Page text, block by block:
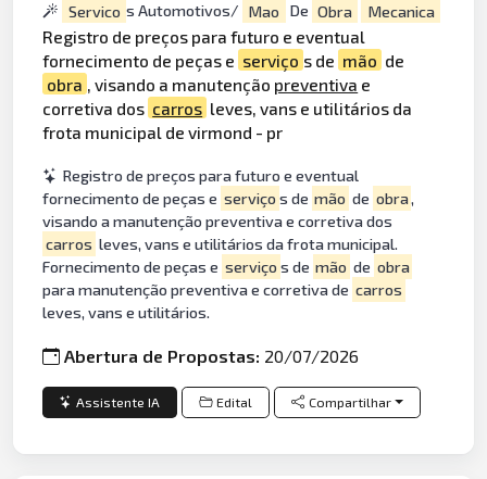
Servico s Automotivos/ Mao De Obra Mecanica
Registro de preços para futuro e eventual
fornecimento de peças e serviço s de mão de
obra
, visando a manutenção preventiva e
corretiva dos carros leves, vans e utilitários da
frota municipal de virmond - pr
Registro de preços para futuro e eventual
fornecimento de peças e serviço s de mão de obra,
visando a manutenção preventiva e corretiva dos
carros leves, vans e utilitários da frota municipal.
Fornecimento de peças e serviço s de mão de obra
para manutenção preventiva e corretiva de carros
leves, vans e utilitários.
Abertura de Propostas: 20/07/2026
Assistente IA Edital Compartilhar